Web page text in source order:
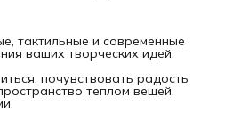
тактильные и современные
ваших творческих идей.
почувствовать радость
теплом вещей,